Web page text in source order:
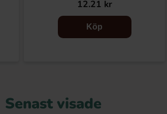
12.21 kr
Köp
Senast visade